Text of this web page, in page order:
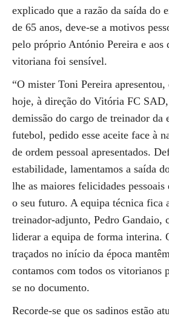
explicado que a razão da saída do
de 65 anos, deve-se a motivos
pelo próprio António Pereira e aos
vitoriana foi sensível.
“O mister Toni Pereira
hoje, à direção do Vitória FC
demissão do cargo de treinador da
futebol, pedido esse aceite face à
de ordem pessoal apresentados.
estabilidade, lamentamos a saída
lhe as maiores felicidades
o seu futuro. A equipa técnica fica
treinador-adjunto, Pedro Gandaio,
liderar a equipa de forma interina.
traçados no início da época
contamos com todos os vitorianos
se no documento.
Recorde-se que os sadinos estão